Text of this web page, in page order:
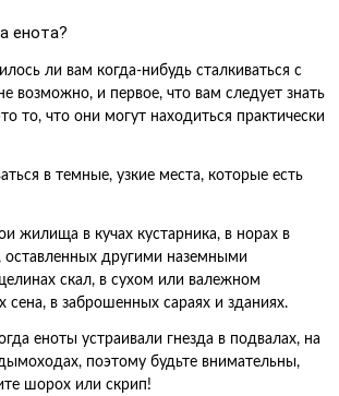
енота?
ли вам когда-нибудь сталкиваться с
возможно, и первое, что вам следует знать
то, что они могут находиться практически
в темные, узкие места, которые есть
жилища в кучах кустарника, в норах в
оставленных другими наземными
скал, в сухом или валежном
сена, в заброшенных сараях и зданиях.
еноты устраивали гнезда в подвалах, на
поэтому будьте внимательны,
шорох или скрип!